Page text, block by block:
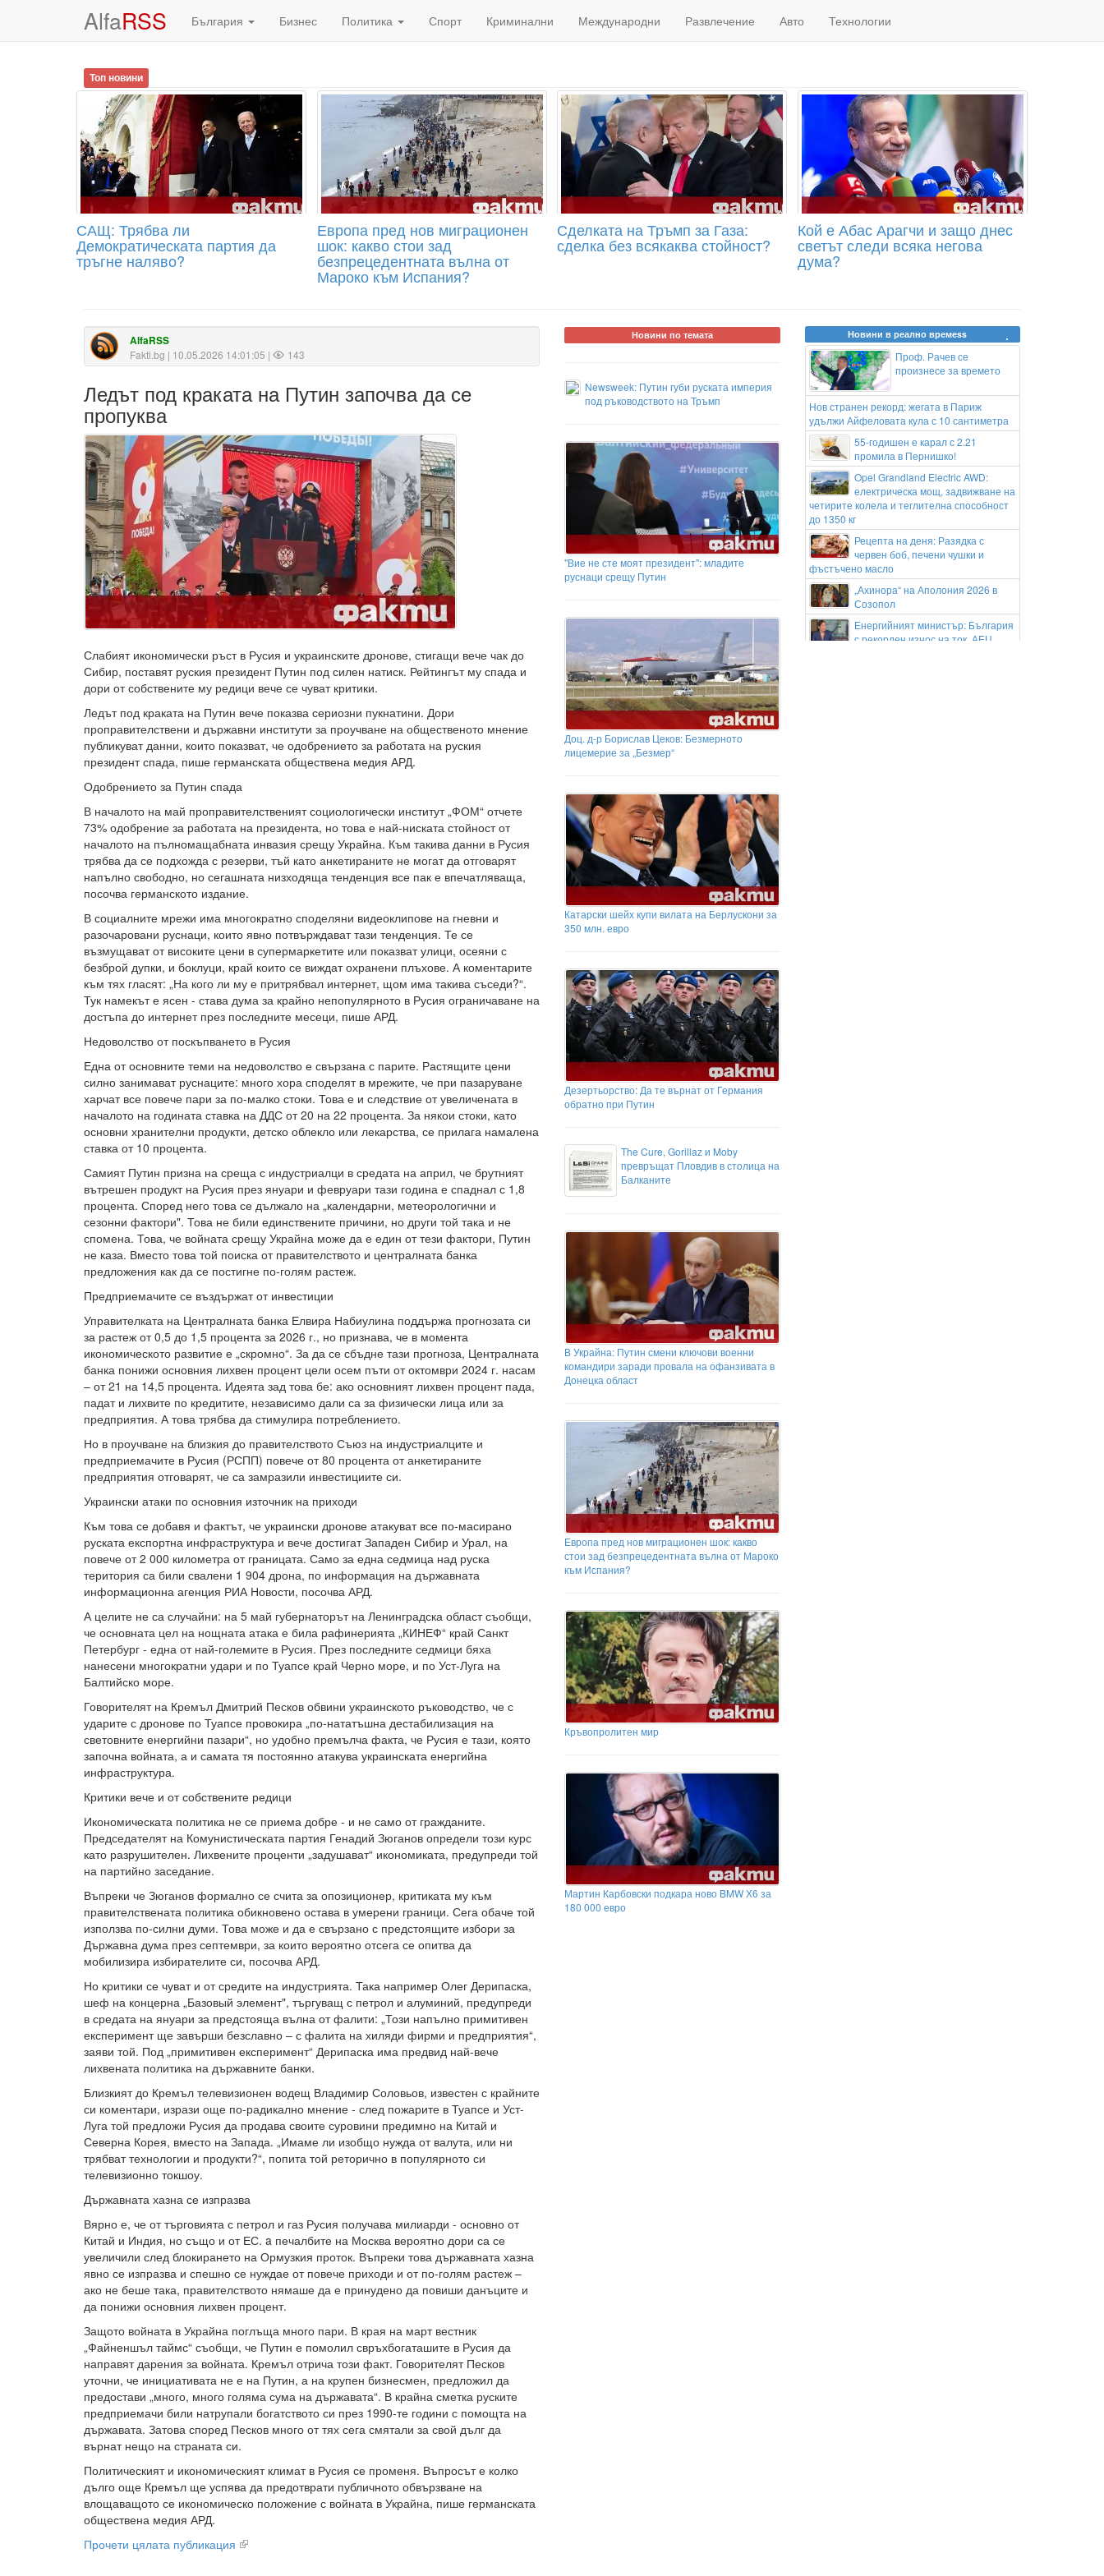
AlfaRSS България Бизнес Политика Спорт Криминални Международни Развлечение Авто Технологии
Топ новини
САЩ: Трябва ли
Демократическата партия да
тръгне наляво?
Европа пред нов миграционен
шок: какво стои зад
безпрецедентната вълна от
Мароко към Испания?
Сделката на Тръмп за Газа:
сделка без всякаква стойност?
Кой е Абас Арагчи и защо днес
светът следи всяка негова
дума?
AlfaRSS
Fakti.bg | 10.05.2026 14:01:05 | 143
Ледът под краката на Путин започва да се
пропуква
Слабият икономически ръст в Русия и украинските дронове, стигащи вече чак до
Сибир, поставят руския президент Путин под силен натиск. Рейтингът му спада и
дори от собствените му редици вече се чуват критики.
Ледът под краката на Путин вече показва сериозни пукнатини. Дори
проправителствени и държавни институти за проучване на общественото мнение
публикуват данни, които показват, че одобрението за работата на руския
президент спада, пише германската обществена медия АРД.
Одобрението за Путин спада
В началото на май проправителственият социологически институт „ФОМ“ отчете
73% одобрение за работата на президента, но това е най-ниската стойност от
началото на пълномащабната инвазия срещу Украйна. Към такива данни в Русия
трябва да се подхожда с резерви, тъй като анкетираните не могат да отговарят
напълно свободно, но сегашната низходяща тенденция все пак е впечатляваща,
посочва германското издание.
В социалните мрежи има многократно споделяни видеоклипове на гневни и
разочаровани руснаци, които явно потвърждават тази тенденция. Те се
възмущават от високите цени в супермаркетите или показват улици, осеяни с
безброй дупки, и боклуци, край които се виждат охранени плъхове. А коментарите
към тях гласят: „На кого ли му е притрябвал интернет, щом има такива съседи?“.
Тук намекът е ясен - става дума за крайно непопулярното в Русия ограничаване на
достъпа до интернет през последните месеци, пише АРД.
Недоволство от поскъпването в Русия
Една от основните теми на недоволство е свързана с парите. Растящите цени
силно занимават руснаците: много хора споделят в мрежите, че при пазаруване
харчат все повече пари за по-малко стоки. Това е и следствие от увеличената в
началото на годината ставка на ДДС от 20 на 22 процента. За някои стоки, като
основни хранителни продукти, детско облекло или лекарства, се прилага намалена
ставка от 10 процента.
Самият Путин призна на среща с индустриалци в средата на април, че брутният
вътрешен продукт на Русия през януари и февруари тази година е спаднал с 1,8
процента. Според него това се дължало на „календарни, метеорологични и
сезонни фактори". Това не били единствените причини, но други той така и не
спомена. Това, че войната срещу Украйна може да е един от тези фактори, Путин
не каза. Вместо това той поиска от правителството и централната банка
предложения как да се постигне по-голям растеж.
Предприемачите се въздържат от инвестиции
Управителката на Централната банка Елвира Набиулина поддържа прогнозата си
за растеж от 0,5 до 1,5 процента за 2026 г., но признава, че в момента
икономическото развитие е „скромно“. За да се сбъдне тази прогноза, Централната
банка понижи основния лихвен процент цели осем пъти от октомври 2024 г. насам
– от 21 на 14,5 процента. Идеята зад това бе: ако основният лихвен процент пада,
падат и лихвите по кредитите, независимо дали са за физически лица или за
предприятия. А това трябва да стимулира потреблението.
Но в проучване на близкия до правителството Съюз на индустриалците и
предприемачите в Русия (РСПП) повече от 80 процента от анкетираните
предприятия отговарят, че са замразили инвестициите си.
Украински атаки по основния източник на приходи
Към това се добавя и фактът, че украински дронове атакуват все по-масирано
руската експортна инфраструктура и вече достигат Западен Сибир и Урал, на
повече от 2 000 километра от границата. Само за една седмица над руска
територия са били свалени 1 904 дрона, по информация на държавната
информационна агенция РИА Новости, посочва АРД.
А целите не са случайни: на 5 май губернаторът на Ленинградска област съобщи,
че основната цел на нощната атака е била рафинерията „КИНЕФ“ край Санкт
Петербург - една от най-големите в Русия. През последните седмици бяха
нанесени многократни удари и по Туапсе край Черно море, и по Уст-Луга на
Балтийско море.
Говорителят на Кремъл Дмитрий Песков обвини украинското ръководство, че с
ударите с дронове по Туапсе провокира „по-нататъшна дестабилизация на
световните енергийни пазари“, но удобно премълча факта, че Русия е тази, която
започна войната, а и самата тя постоянно атакува украинската енергийна
инфраструктура.
Критики вече и от собствените редици
Икономическата политика не се приема добре - и не само от гражданите.
Председателят на Комунистическата партия Генадий Зюганов определи този курс
като разрушителен. Лихвените проценти „задушават“ икономиката, предупреди той
на партийно заседание.
Въпреки че Зюганов формално се счита за опозиционер, критиката му към
правителствената политика обикновено остава в умерени граници. Сега обаче той
използва по-силни думи. Това може и да е свързано с предстоящите избори за
Държавна дума през септември, за които вероятно отсега се опитва да
мобилизира избирателите си, посочва АРД.
Но критики се чуват и от средите на индустрията. Така например Олег Дерипаска,
шеф на концерна „Базовый элемент", търгуващ с петрол и алуминий, предупреди
в средата на януари за предстояща вълна от фалити: „Този напълно примитивен
експеримент ще завърши безславно – с фалита на хиляди фирми и предприятия“,
заяви той. Под „примитивен експеримент“ Дерипаска има предвид най-вече
лихвената политика на държавните банки.
Близкият до Кремъл телевизионен водещ Владимир Соловьов, известен с крайните
си коментари, изрази още по-радикално мнение - след пожарите в Туапсе и Уст-
Луга той предложи Русия да продава своите суровини предимно на Китай и
Северна Корея, вместо на Запада. „Имаме ли изобщо нужда от валута, или ни
трябват технологии и продукти?“, попита той реторично в популярното си
телевизионно токшоу.
Държавната хазна се изпразва
Вярно е, че от търговията с петрол и газ Русия получава милиарди - основно от
Китай и Индия, но също и от ЕС. a печалбите на Москва вероятно дори са се
увеличили след блокирането на Ормузкия проток. Въпреки това държавната хазна
явно се изпразва и спешно се нуждае от повече приходи и от по-голям растеж –
ако не беше така, правителството нямаше да е принудено да повиши данъците и
да понижи основния лихвен процент.
Защото войната в Украйна поглъща много пари. В края на март вестник
„Файненшъл таймс“ съобщи, че Путин е помолил свръхбогаташите в Русия да
направят дарения за войната. Кремъл отрича този факт. Говорителят Песков
уточни, че инициативата не е на Путин, а на крупен бизнесмен, предложил да
предостави „много, много голяма сума на държавата“. В крайна сметка руските
предприемачи били натрупали богатството си през 1990-те години с помощта на
държавата. Затова според Песков много от тях сега смятали за свой дълг да
върнат нещо на страната си.
Политическият и икономическият климат в Русия се променя. Въпросът е колко
дълго още Кремъл ще успява да предотврати публичното обвързване на
влощаващото се икономическо положение с войната в Украйна, пише германската
обществена медия АРД.
Прочети цялата публикация
Новини по темата
Newsweek: Путин губи руската империя
под ръководството на Тръмп
"Вие не сте моят президент": младите
руснаци срещу Путин
Доц. д-р Борислав Цеков: Безмерното
лицемерие за „Безмер“
Катарски шейх купи вилата на Берлускони за
350 млн. евро
Дезертьорство: Да те върнат от Германия
обратно при Путин
The Cure, Gorillaz и Moby
превръщат Пловдив в столица на
Балканите
В Украйна: Путин смени ключови военни
командири заради провала на офанзивата в
Донецка област
Европа пред нов миграционен шок: какво
стои зад безпрецедентната вълна от Мароко
към Испания?
Кръвопролитен мир
Мартин Карбовски подкара ново BMW Х6 за
180 000 евро
Новини в реално времеss
Проф. Рачев се
произнесе за времето
Нов странен рекорд: жегата в Париж
удължи Айфеловата кула с 10 сантиметра
55-годишен е карал с 2.21
промила в Пернишко!
Opel Grandland Electric AWD:
електрическа мощ, задвижване на
четирите колела и теглителна способност
до 1350 кг
Рецепта на деня: Разядка с
червен боб, печени чушки и
фъстъчено масло
„Ахинора“ на Аполония 2026 в
Созопол
Енергийният министър: България
с рекорден износ на ток, АЕЦ